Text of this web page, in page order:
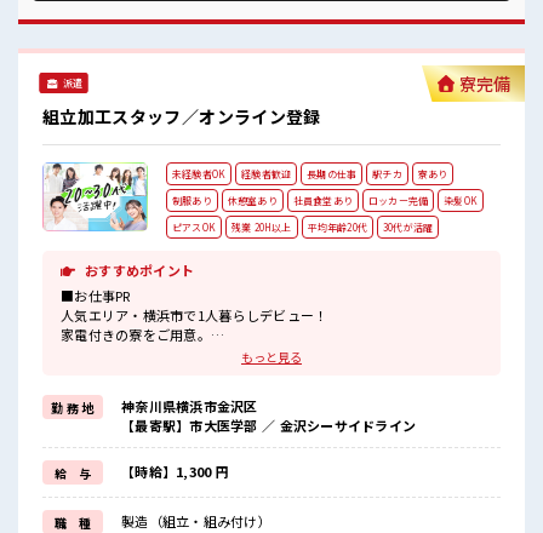
派遣
組立加工スタッフ／オンライン登録
寮完備
未経験者OK 経験者歓迎 長期の仕事 駅チカ
寮あり
制服あり
休憩室あり 社員食堂あり ロッカー完備
染髪OK
ピアスOK
残業 20H以上 平均年齢20代 30代が活躍
おすすめポイント
■お仕事PR
人気エリア・横浜市で1人暮らしデビュー！
家電付きの寮をご用意。
現地までの赴任交通費も規定支給します。
主に車の部品を取り扱う大手メーカー。
工場内は自動化が進んでいるため様々なキカイがあります。
他にもプリペイド式の大きな食堂があり！
さらに便利な売店も付いてます♪
ロッカーも着替え用と現場と1人につき2つを貸出中。
そして1番は最寄駅から徒歩5分という好立地！
寮から電車で仕事に向かって駅についたら降りてすぐ！
もっと見る
勤 務 地
神奈川県横浜市金沢区
【最寄駅】市大医学部 ／ 金沢シーサイドライン
給 与 【時給】1,300 円
職 種 製造（組立・組み付け）